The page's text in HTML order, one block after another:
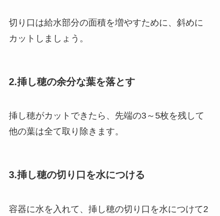
切り口は給水部分の面積を増やすために、斜めに
カットしましょう。
2.挿し穂の余分な葉を落とす
挿し穂がカットできたら、先端の3～5枚を残して
他の葉は全て取り除きます。
3.挿し穂の切り口を水につける
容器に水を入れて、挿し穂の切り口を水につけて2